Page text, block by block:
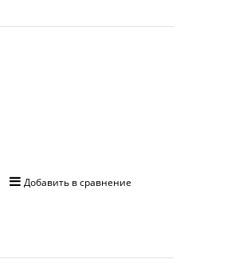
Добавить в сравнение